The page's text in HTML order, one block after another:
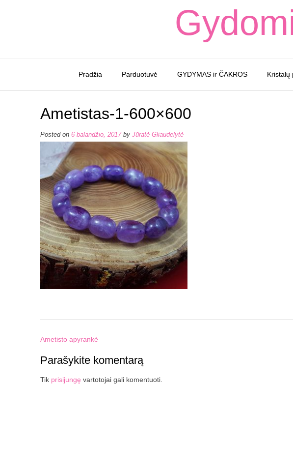
Pradžia Parduotuvė GYDYMAS ir ČAKROS Kristalų
Ametistas-1-600×600
Posted on 6 balandžio, 2017by Jūratė Gliaudelytė
Post
Ametisto apyrankė
Parašykite komentarą
Tik prisijungę vartotojai gali komentuoti.